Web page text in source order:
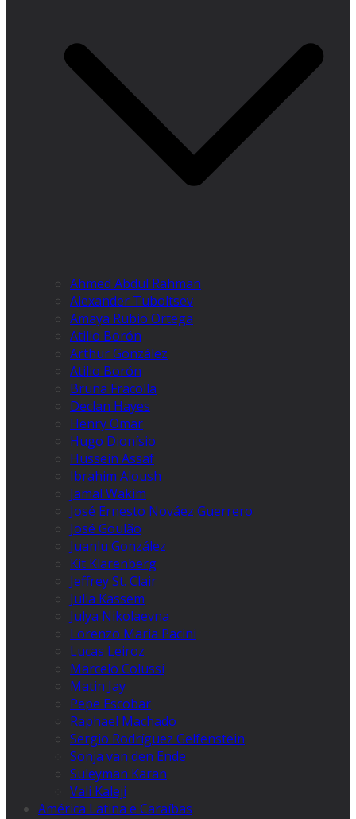
Ahmed Abdul Rahman
Alexander Tuboltsev
Amaya Rubio Ortega
Atilio Borón
Arthur González
Atilio Borón
Bruna Fracolla
Declan Hayes
Henry Omar
Hugo Dionísio
Hussein Assaf
Ibrahim Aloush
Jamal Wakim
José Ernesto Nováez Guerrero
José Goulão
Juanlu González
Kit Klarenberg
Jeffrey St. Clair
Julia Kassem
Julya Nikolaevna
Lorenzo Maria Pacini
Lucas Leiroz
Marcelo Colussi
Matin Jay
Pepe Escobar
Raphael Machado
Sergio Rodríguez Gelfenstein
Sonja van den Ende
Suleyman Karan
Vali Kaleji
América Latina e Caraíbas